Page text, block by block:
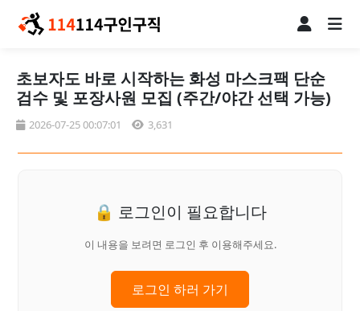
초보자도 바로 시작하는 화성 마스크팩 단순
검수 및 포장사원 모집 (주간/야간 선택 가능)
2026-07-25 00:07:01 3,631
🔒 로그인이 필요합니다
이 내용을 보려면 로그인 후 이용해주세요.
로그인 하러 가기